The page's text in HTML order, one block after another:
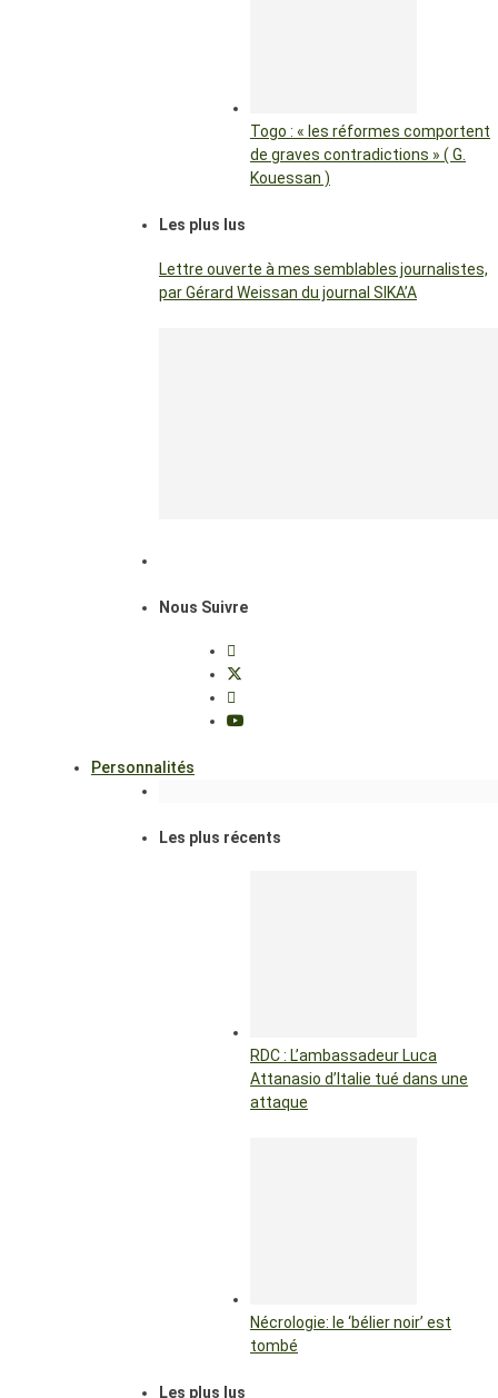
Togo : « les réformes comportent
de graves contradictions » ( G.
Kouessan )
Les plus lus
Lettre ouverte à mes semblables journalistes,
par Gérard Weissan du journal SIKA’A
Nous Suivre
Personnalités
Les plus récents
RDC : L’ambassadeur Luca
Attanasio d’Italie tué dans une
attaque
Nécrologie: le ‘bélier noir’ est
tombé
Les plus lus